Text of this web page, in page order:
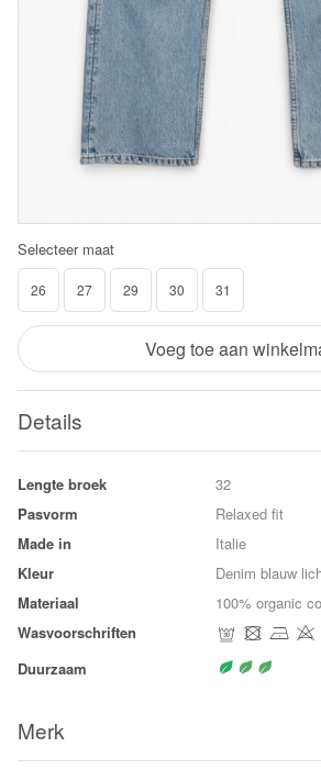
Selecteer maat
26 27 29 30 31
Voeg toe aan
Details
Lengte broek
32
Pasvorm
Relaxed fit
Made in
Italie
Kleur
Denim blauw
Materiaal
100% organic
Wasvoorschriften
Duurzaam
Merk